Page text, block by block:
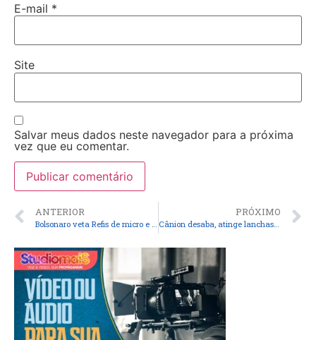
E-mail *
Site
Salvar meus dados neste navegador para a próxima
vez que eu comentar.
ANTERIOR PRÓXIMO
Cânion desaba, atinge lanchas de turistas e causa duas mortes em Capitólio, MG